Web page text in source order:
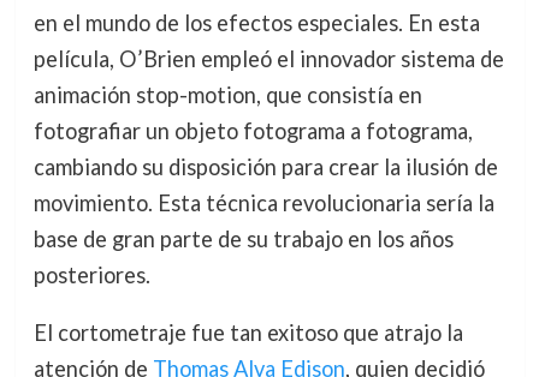
en el mundo de los efectos especiales. En esta
película, O’Brien empleó el innovador sistema de
animación stop-motion, que consistía en
fotografiar un objeto fotograma a fotograma,
cambiando su disposición para crear la ilusión de
movimiento. Esta técnica revolucionaria sería la
base de gran parte de su trabajo en los años
posteriores.
El cortometraje fue tan exitoso que atrajo la
atención de Thomas Alva Edison, quien decidió